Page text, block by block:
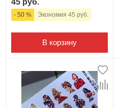
- 50 % Экономия 45 руб.
В корзину